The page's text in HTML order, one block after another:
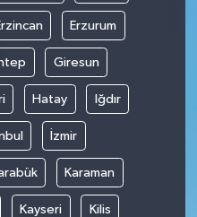
Erzurum
Giresun
Hatay Iğdır
İzmir
Karaman
Kayseri Kilis